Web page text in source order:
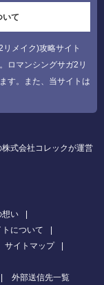
いて
メイク)攻略サイト
ロマンシングサガ2リ
す。また、当サイトは
式会社コレックが運営
想い
について
サイトマップ
外部送信先一覧